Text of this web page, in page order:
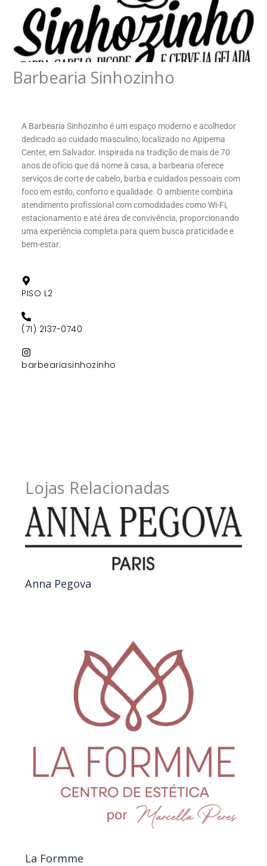
Barbearia Sinhozinho
A Barbearia Sinhozinhoé um espaço moderno e acolhedor
dedicado ao cuidado masculino, localizado no Apipema
Center, em Salvador. Inspirada na tradição de mais de 70
anos de ofício que dá nome à casa, a barbearia oferece
serviços de corte de cabelo, barba e cuidados pessoais com
foco em estilo, conforto e qualidade. O ambiente combina
atendimento profissional com comodidades como Wi-Fi,
estacionamento e até área de convivência, proporcionando
uma experiência completa para quem busca praticidade e
bem-estar.
PISO L2
(71) 2137-0740
barbeariasinhozinho
Lojas Relacionadas
Anna Pegova
La Formme